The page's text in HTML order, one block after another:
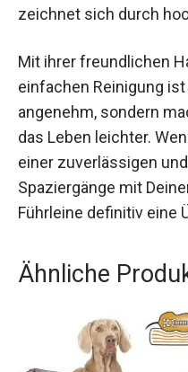
zeichnet sich durch
Mit ihrer freundlichen
einfachen Reinigung
angenehm, sondern
das Leben leichter.
einer zuverlässigen
Spaziergänge mit
Führleine definitiv eine
Ähnliche